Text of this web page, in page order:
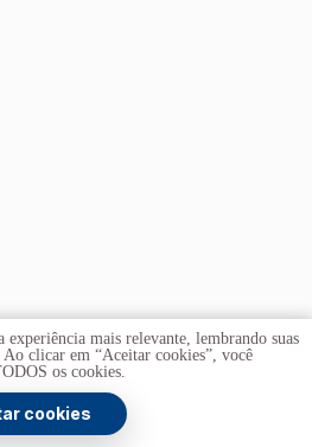
de Brasília
. Todos os
experiência mais relevante, lembrando suas
clicar em “Aceitar cookies”, você
os cookies.
cookies